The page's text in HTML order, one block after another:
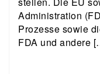
Administration
Prozesse sowie
FDA und andere